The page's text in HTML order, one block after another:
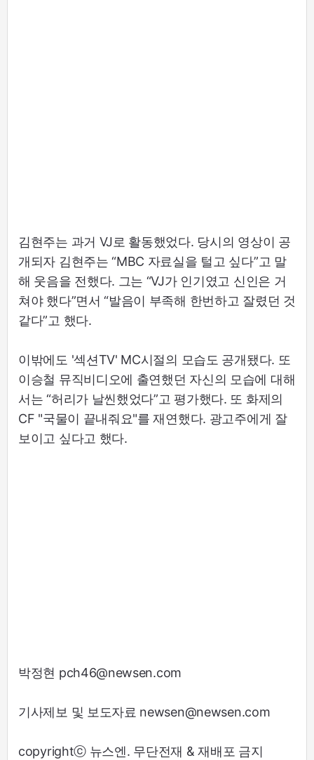
김현주는 과거 VJ로 활동했었다. 당시의 영상이 공
개되자 김현주는 “MBC 자료실을 털고 싶다”고 말
해 웃음을 전했다. 그는 “VJ가 인기였고 신인은 거
쳐야 했다”면서 “발음이 부족해 한번하고 잘렸던 것
같다”고 했다.
이밖에도 '섹션TV' MC시절의 모습도 공개됐다. 또
이승철 뮤직비디오에 출연했던 자신의 모습에 대해
서는 “허리가 날씬했었다”고 평가했다. 또 화제의
CF "국물이 끝내줘요"를 재연했다. 광고주에게 잘
보이고 싶다고 했다.
박정현 pch46@newsen.com
기사제보 및 보도자료 newsen@newsen.com
copyrightⓒ 뉴스엔. 무단전재 & 재배포 금지